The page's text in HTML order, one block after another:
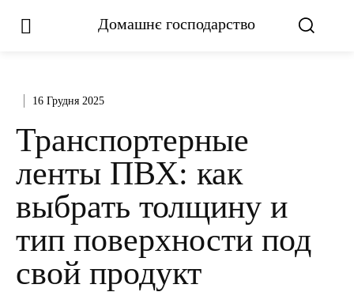
Домашнє господарство
16 Грудня 2025
Транспортерные
ленты ПВХ: как
выбрать толщину и
тип поверхности под
свой продукт